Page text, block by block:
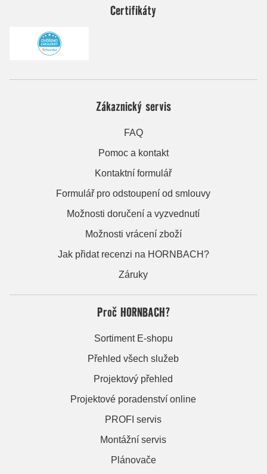
Certifikáty
Zákaznický servis
FAQ
Pomoc a kontakt
Kontaktní formulář
Formulář pro odstoupení od smlouvy
Možnosti doručení a vyzvednutí
Možnosti vrácení zboží
Jak přidat recenzi na HORNBACH?
Záruky
Proč HORNBACH?
Sortiment E-shopu
Přehled všech služeb
Projektový přehled
Projektové poradenství online
PROFI servis
Montážní servis
Plánovače